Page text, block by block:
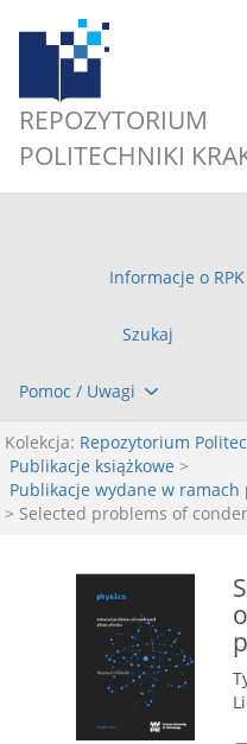
REPOZYTORIUM
POLITECHNIKI
Informacje o RPK
Szukaj
Pomoc / Uwagi
Kolekcja: Repozytorium
Publikacje książkowe >
Publikacje wydane w ramach
> Selected problems of